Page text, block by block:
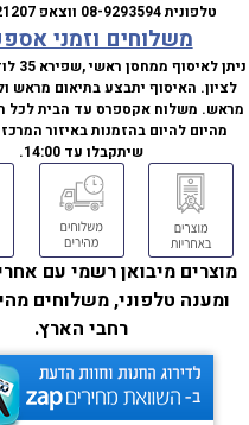
טלפונית08-9293594 ווצאפ
משלוחים וזמני
ניתן
לציון. האיסוף יתבצע בתיאום מראש
מראש. משלוח אקספרס עד הבית לכל
מהיום להיום בהזמנות באיזור
שיתקבלו עד 14:00.
מוצרים מיבואן רשמי עם
ומענה טלפוני, משלוחים
רחבי הארץ.